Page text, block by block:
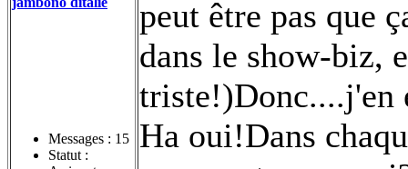
Messages : 15
Statut :
peut être pas que
dans le show-biz,
triste!)Donc....j'en
Ha oui!Dans